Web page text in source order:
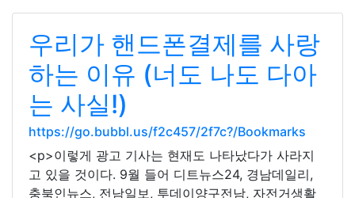
우리가 핸드폰결제를 사랑
하는 이유 (너도 나도 다아
는 사실!)
https://go.bubbl.us/f2c457/2f7c?/Bookmarks
<p>이렇게 광고 기사는 현재도 나타났다가 사라지
고 있을 것이다. 9월 들어 디트뉴스24, 경남데일리,
충북인뉴스, 전남일보, 투데이양구전남, 자전거생활